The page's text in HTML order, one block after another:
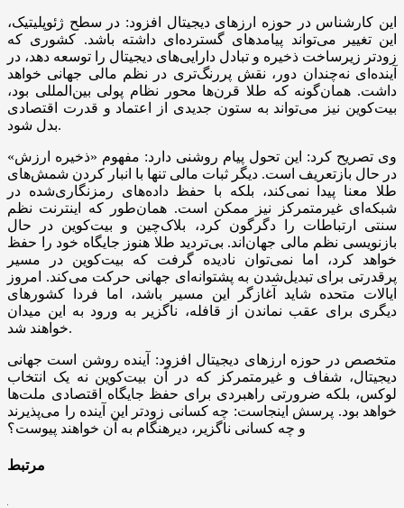
این کارشناس در حوزه ارزهای دیجیتال افزود: در سطح ژئوپلیتیک،
این تغییر می‌تواند پیامدهای گسترده‌ای داشته باشد. کشوری که
زودتر زیرساخت ذخیره و تبادل دارایی‌های دیجیتال را توسعه دهد، در
آینده‌ای نه‌چندان دور، نقش پررنگ‌تری در نظم مالی جهانی خواهد
داشت. همان‌گونه که طلا قرن‌ها محور نظام پولی بین‌المللی بود،
بیت‌کوین نیز می‌تواند به ستون جدیدی از اعتماد و قدرت اقتصادی
بدل شود.
وی تصریح کرد: این تحول پیام روشنی دارد: مفهوم «ذخیره ارزش»
در حال بازتعریف است. دیگر ثبات مالی تنها با انبار کردن شمش‌های
طلا معنا پیدا نمی‌کند، بلکه با حفظ داده‌های رمزنگاری‌شده در
شبکه‌ای غیرمتمرکز نیز ممکن است. همان‌طور که اینترنت نظم
سنتی ارتباطات را دگرگون کرد، بلاک‌چین و بیت‌کوین در حال
بازنویسی نظم مالی جهان‌اند. بی‌تردید طلا هنوز جایگاه خود را حفظ
خواهد کرد، اما نمی‌توان نادیده گرفت که بیت‌کوین در مسیر
پرقدرتی برای تبدیل‌شدن به پشتوانه‌ای جهانی حرکت می‌کند. امروز
ایالات متحده شاید آغازگر این مسیر باشد، اما فردا کشورهای
دیگری برای عقب نماندن از قافله، ناگزیر به ورود به این میدان
خواهند شد.
متخصص در حوزه ارزهای دیجیتال افزود: آینده روشن است جهانی
دیجیتال، شفاف و غیرمتمرکز که در آن بیت‌کوین نه یک انتخاب
لوکس، بلکه ضرورتی راهبردی برای حفظ جایگاه اقتصادی ملت‌ها
خواهد بود. پرسش اینجاست: چه کسانی زودتر این آینده را می‌پذیرند
و چه کسانی ناگزیر، دیرهنگام به آن خواهند پیوست؟
مرتبط